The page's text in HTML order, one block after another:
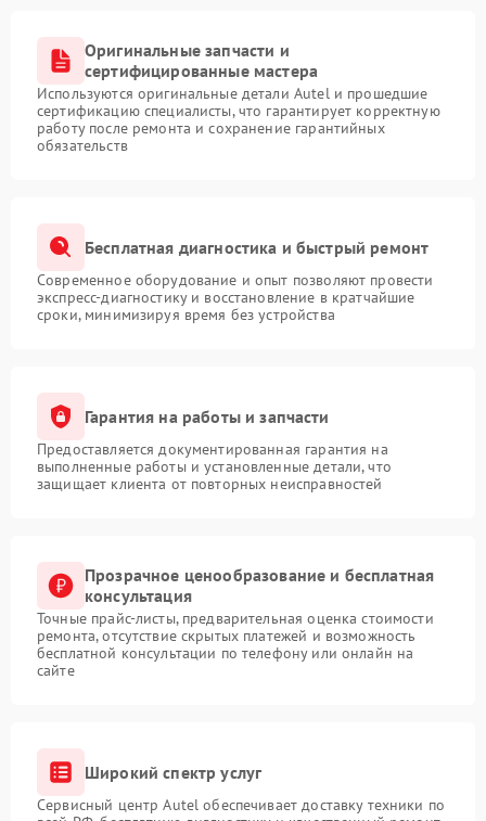
Оригинальные запчасти и
сертифицированные мастера
Используются оригинальные детали Autel и прошедшие
сертификацию специалисты, что гарантирует корректную
работу после ремонта и сохранение гарантийных
обязательств
Бесплатная диагностика и быстрый ремонт
Современное оборудование и опыт позволяют провести
экспресс-диагностику и восстановление в кратчайшие
сроки, минимизируя время без устройства
Гарантия на работы и запчасти
Предоставляется документированная гарантия на
выполненные работы и установленные детали, что
защищает клиента от повторных неисправностей
Прозрачное ценообразование и бесплатная
консультация
Точные прайс-листы, предварительная оценка стоимости
ремонта, отсутствие скрытых платежей и возможность
бесплатной консультации по телефону или онлайн на
сайте
Широкий спектр услуг
Сервисный центр Autel обеспечивает доставку техники по